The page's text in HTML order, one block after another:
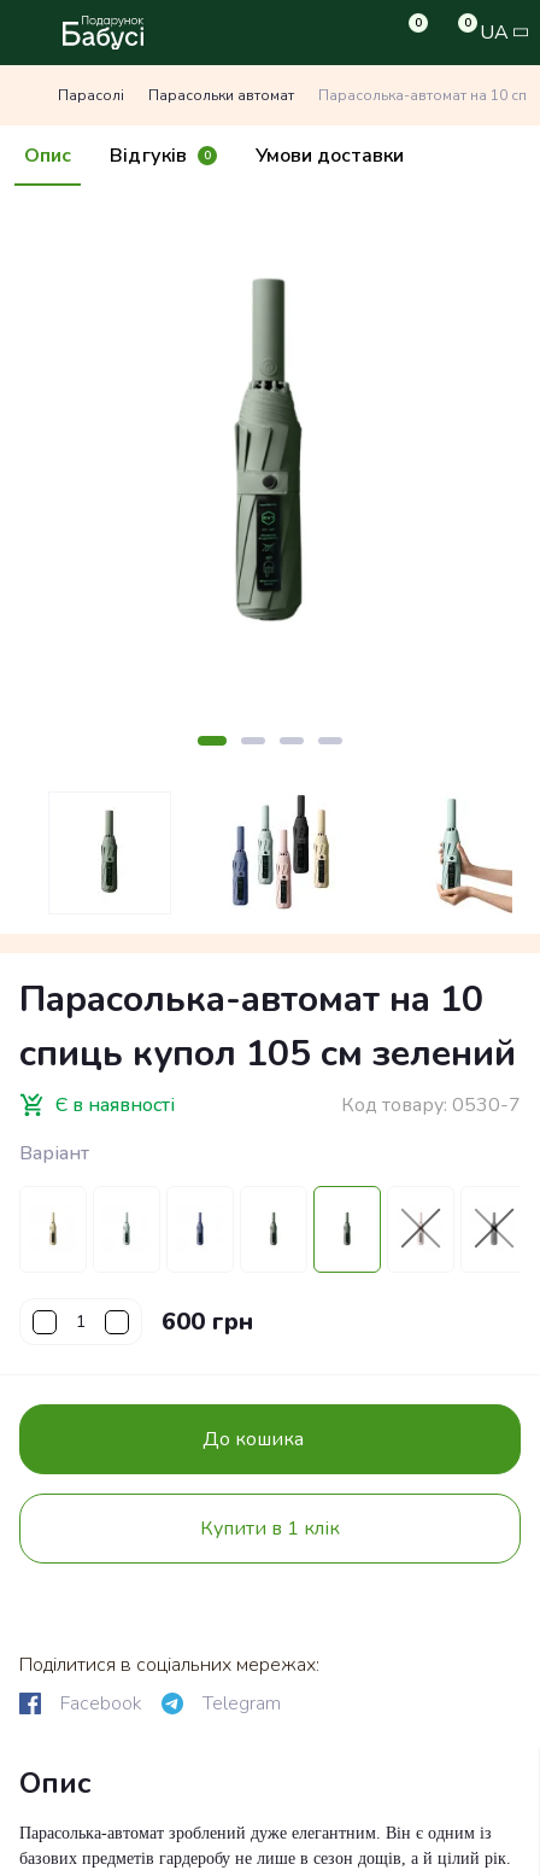
0 0 UA
Парасолі Парасольки автомат Парасолька-автомат на 10
Опис Відгуків 0 Умови доставки
Парасолька-автомат на 10
спиць купол 105 см зелений
Є в наявності Код товару: 0530-7
Варіант
600 грн
До кошика
Купити в 1 клік
Поділитися в соціальних мережах:
Facebook
Telegram
Опис
Парасолька-автомат зроблений дуже елегантним. Він є одним із
базових предметів гардеробу не лише в сезон дощів, а й цілий рік.